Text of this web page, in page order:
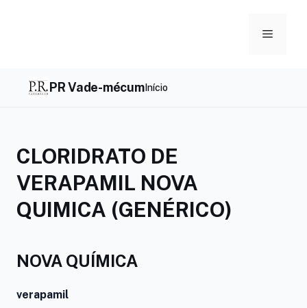
Menu
PR Vade-mécumInício
CLORIDRATO DE
VERAPAMIL NOVA
QUIMICA (GENÉRICO)
NOVA QUÍMICA
verapamil